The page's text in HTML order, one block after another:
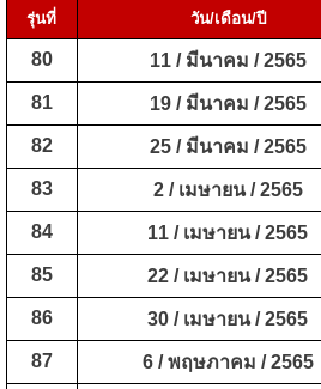
รุ่นที่ วัน/เดือน/ปี
80 11 / มีนาคม / 2565
81 19 / มีนาคม / 2565
82 25 / มีนาคม / 2565
83 2 / เมษายน / 2565
84 11 / เมษายน/ 2565
85 22 / เมษายน/ 2565
86 30 / เมษายน/ 2565
87 6 / พฤษภาคม / 2565